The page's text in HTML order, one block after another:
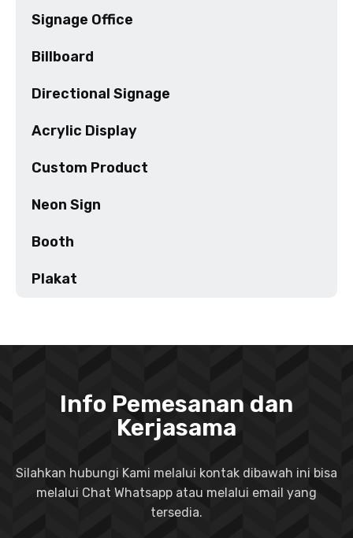
Signage Office
Billboard
Directional Signage
Acrylic Display
Custom Product
Neon Sign
Booth
Plakat
Info Pemesanan dan
Kerjasama
Silahkan hubungi Kami melalui kontak dibawah ini bisa
melalui Chat Whatsapp atau melalui email yang
tersedia.